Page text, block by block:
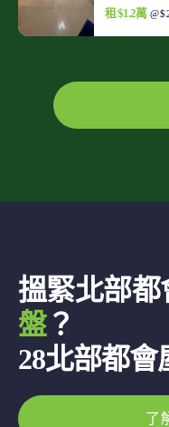
租 $1.2萬
搵緊北部都
盤？
28北部都會
了